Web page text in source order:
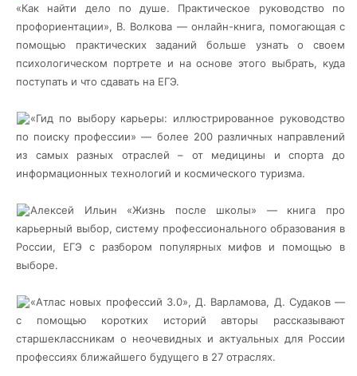
«Как найти дело по душе. Практическое руководство по
профориентации», В. Волкова — онлайн-книга, помогающая с
помощью практических заданий больше узнать о своем
психологическом портрете и на основе этого выбрать, куда
поступать и что сдавать на ЕГЭ.
«Гид по выбору карьеры: иллюстрированное руководство
по поиску профессии» — более 200 различных направлений
из самых разных отраслей – от медицины и спорта до
информационных технологий и космического туризма.
Алексей Ильин «Жизнь после школы» — книга про
карьерный выбор, систему профессионального образования в
России, ЕГЭ с разбором популярных мифов и помощью в
выборе.
«Атлас новых профессий 3.0», Д. Варламова, Д. Судаков —
с помощью коротких историй авторы рассказывают
старшеклассникам о неочевидных и актуальных для России
профессиях ближайшего будущего в 27 отраслях.